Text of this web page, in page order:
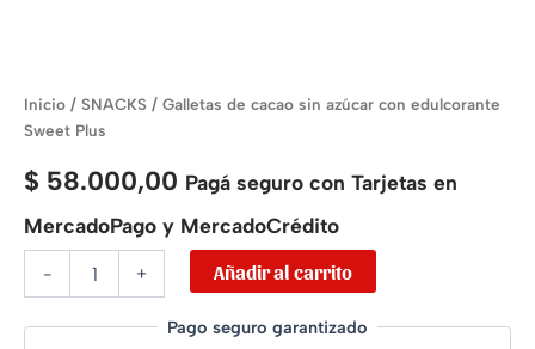
Inicio / SNACKS / Galletas de cacao sin azúcar con edulcorante
Sweet Plus
$ 58.000,00 Pagá seguro con Tarjetas en
MercadoPago y MercadoCrédito
- + Añadir al carrito
Pago seguro garantizado